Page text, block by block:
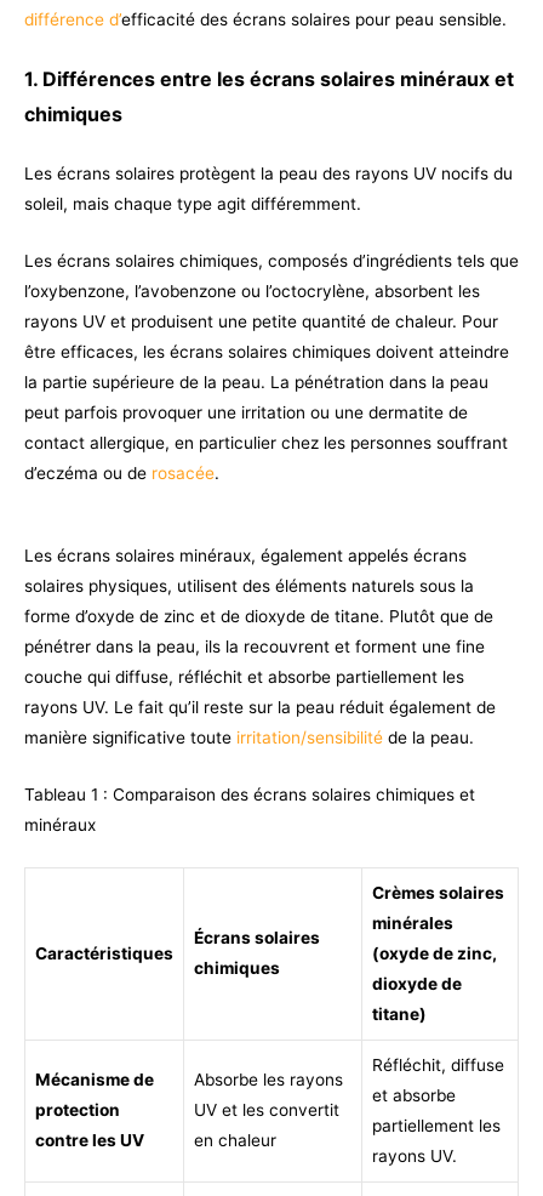
différence d’efficacité des écrans solaires pour peau sensible.
1. Différences entre les écrans solaires minéraux et
chimiques
Les écrans solaires protègent la peau des rayons UV nocifs du
soleil, mais chaque type agit différemment.
Les écrans solaires chimiques, composés d’ingrédients tels que
l’oxybenzone, l’avobenzone ou l’octocrylène, absorbent les
rayons UV et produisent une petite quantité de chaleur. Pour
être efficaces, les écrans solaires chimiques doivent atteindre
la partie supérieure de la peau. La pénétration dans la peau
peut parfois provoquer une irritation ou une dermatite de
contact allergique, en particulier chez les personnes souffrant
d’eczéma ou de rosacée.
Les écrans solaires minéraux, également appelés écrans
solaires physiques, utilisent des éléments naturels sous la
forme d’oxyde de zinc et de dioxyde de titane. Plutôt que de
pénétrer dans la peau, ils la recouvrent et forment une fine
couche qui diffuse, réfléchit et absorbe partiellement les
rayons UV. Le fait qu’il reste sur la peau réduit également de
manière significative toute irritation/sensibilité de la peau.
Tableau 1 : Comparaison des écrans solaires chimiques et
minéraux
Caractéristiques
Écrans solaires
chimiques
Crèmes solaires
minérales
(oxyde de zinc,
dioxyde de
titane)
Mécanisme de
protection
contre les UV
Absorbe les rayons
UV et les convertit
en chaleur
Réfléchit, diffuse
et absorbe
partiellement les
rayons UV.